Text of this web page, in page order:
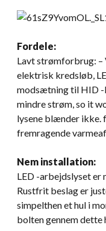
Fordele:
Lavt strømforbrug: –
elektrisk kredsløb,
modsætning til HID -
mindre strøm, so it
lysene blænder ikke.
fremragende
Nem installation:
LED -arbejdslyset er
Rustfrit beslag er
simpelthen et hul i
bolten gennem dette